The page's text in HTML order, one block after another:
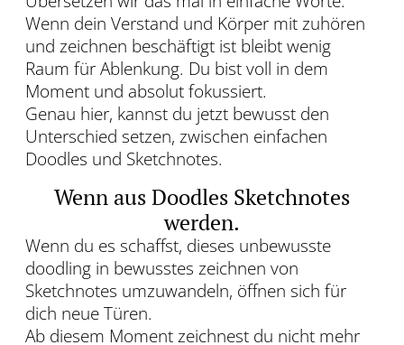
Wenn dein Verstand und Körper mit zuhören
und zeichnen beschäftigt ist bleibt wenig
Raum für Ablenkung. Du bist voll in dem
Moment und absolut fokussiert.
Genau hier, kannst du jetzt bewusst den
Unterschied setzen, zwischen einfachen
Doodles und Sketchnotes.
Wenn aus Doodles Sketchnotes
werden.
Wenn du es schaffst, dieses unbewusste
doodling in bewusstes zeichnen von
Sketchnotes umzuwandeln, öffnen sich für
dich neue Türen.
Ab diesem Moment zeichnest du nicht mehr